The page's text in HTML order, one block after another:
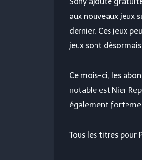
aux nouveaux jeux
dernier. Ces jeux
jeux sont
Ce mois-ci, les
notable est Nier
également
Tous les titres pour